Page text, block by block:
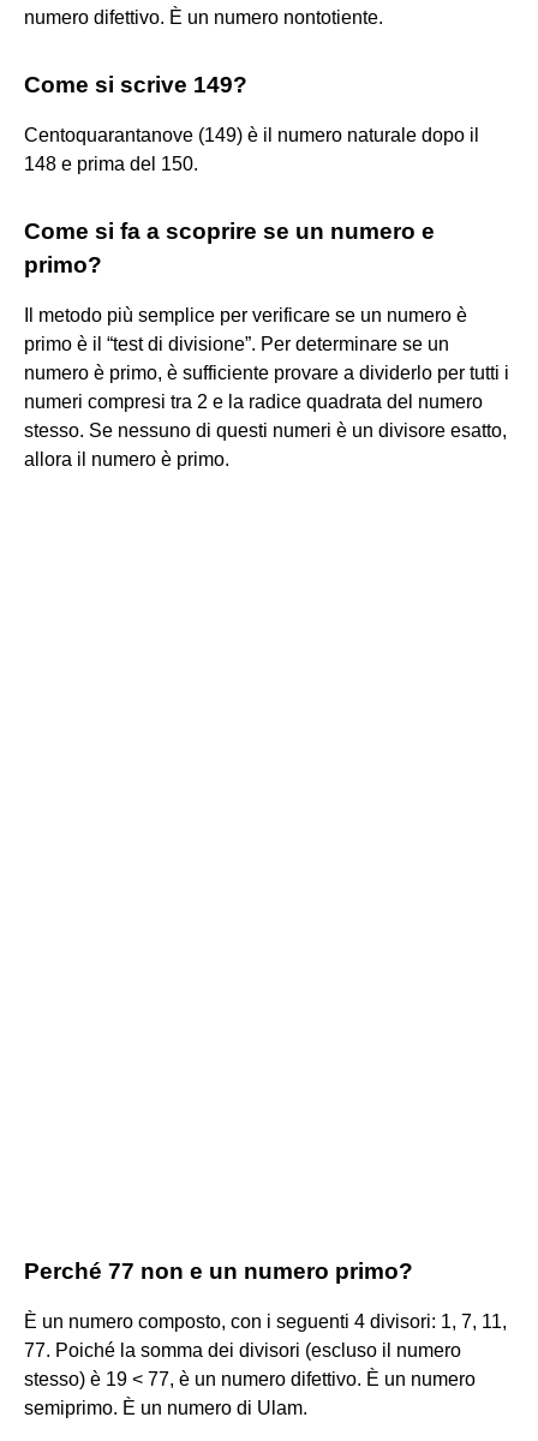
numero difettivo. È un numero nontotiente.
Come si scrive 149?
Centoquarantanove (149) è il numero naturale dopo il
148 e prima del 150.
Come si fa a scoprire se un numero e
primo?
Il metodo più semplice per verificare se un numero è
primo è il “test di divisione”. Per determinare se un
numero è primo, è sufficiente provare a dividerlo per tutti i
numeri compresi tra 2 e la radice quadrata del numero
stesso. Se nessuno di questi numeri è un divisore esatto,
allora il numero è primo.
Perché 77 non e un numero primo?
È un numero composto, con i seguenti 4 divisori: 1, 7, 11,
77. Poiché la somma dei divisori (escluso il numero
stesso) è 19 < 77, è un numero difettivo. È un numero
semiprimo. È un numero di Ulam.